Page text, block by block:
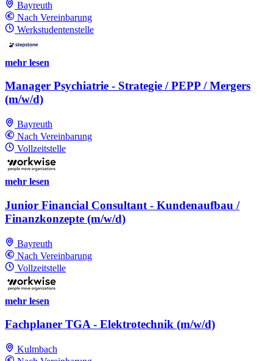
Bayreuth
Nach Vereinbarung
Werkstudentenstelle
mehr lesen
Manager Psychiatrie - Strategie / PEPP / Mergers
(m/w/d)
Bayreuth
Nach Vereinbarung
Vollzeitstelle
mehr lesen
Junior Financial Consultant - Kundenaufbau /
Finanzkonzepte (m/w/d)
Bayreuth
Nach Vereinbarung
Vollzeitstelle
mehr lesen
Fachplaner TGA - Elektrotechnik (m/w/d)
Kulmbach